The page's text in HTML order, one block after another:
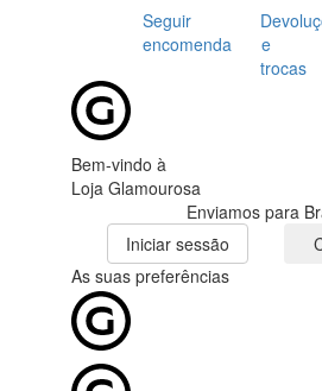
Seguir
encomenda
e
trocas
Bem-vindo à
Loja Glamourosa
Enviamos para
Iniciar sessão
As suas preferências